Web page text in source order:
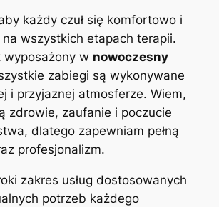
każdy czuł się komfortowo i
wszystkich etapach terapii.
wyposażony w nowoczesny
zabiegi są wykonywane
i przyjaznej atmosferze. Wiem,
zdrowie, zaufanie i poczucie
dlatego zapewniam pełną
profesjonalizm.
zakres usług dostosowanych
potrzeb każdego